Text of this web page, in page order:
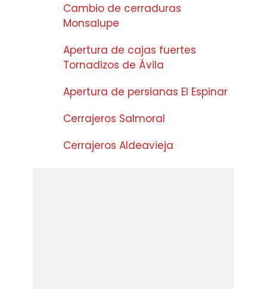
Cambio de cerraduras
Monsalupe
Apertura de cajas fuertes
Tornadizos de Ávila
Apertura de persianas El Espinar
Cerrajeros Salmoral
Cerrajeros Aldeavieja